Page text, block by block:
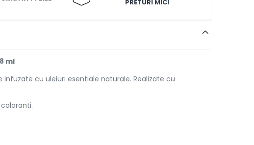
PRETURI MICI
ml
cu uleiuri esentiale naturale. Realizate cu